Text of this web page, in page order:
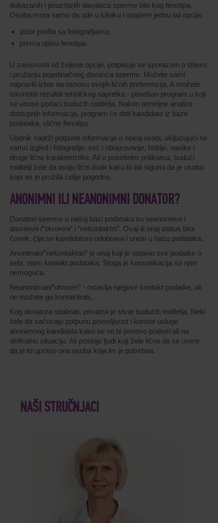
dokazanih i pouzdanih davalaca sperme bilo kog fenotipa.
Osoba mora samo da ode u kliniku i odabere jednu od opcija:
izbor profila sa fotografijama;
prema opisu fenotipa.
U zavisnosti od željene opcije, potpisuje se sporazum o izboru
i pružanju pojedinačnog davaoca sperme. Možete sami
napraviti izbor na osnovu svojih ličnih preferencija. A možete
iskoristiti rezultat tehničkog napretka - poseban program u koji
se unose podaci budućih roditelja. Nakon temeljne analize
dostupnih informacija, program će dati kandidate iz baze
podataka, slične fenotipu.
Upitnik sadrži potpune informacije o nekoj osobi, uključujući ne
samo izgled i fotografije, već i obrazovanje, hobije, navike i
druge lične karakteristike. Ali u posebnim prilikama, budući
roditelji žele da imaju lični dodir kako bi bili sigurni da je osoba
koja im je pružila ćelije pogodna.
ANONIMNI ILI NEANONIMNI DONATOR?
Donatori sperme u našoj bazi podataka su neanonimni i
anonimni /”otvoreni” i “nekontaktni”. Ovaj ili onaj status bira
čovek, čija se kandidatura odobrava i unosi u bazu podataka.
Anoniman/”nekontaktan” je onaj koji je ostavio sve podatke o
sebi, osim kontakt podataka. Stoga je komunikacija sa njim
nemoguća.
Neanoniman/”otvoren” - ostavlja njegove kontakt podatke, ali
ne možete ga kontaktirati..
Kog donatora odabrati, privatna je stvar budućih roditelja. Neki
žele da sačuvaju potpunu poverljivost i koriste usluge
anonimnog kandidata kako se ne bi ponovo podsećali na
delikatnu situaciju. Ali postoje ljudi koji žele lično da se uvere
da je to upravo ona osoba koja im je potrebna.
NAŠI STRUČNJACI